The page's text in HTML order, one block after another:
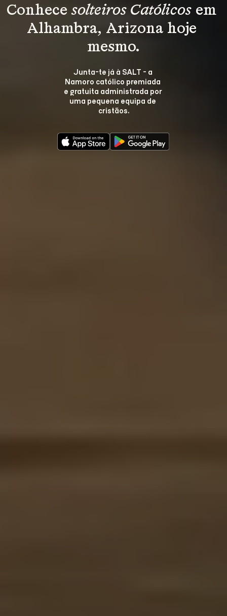
Conhece solteiros Católicos em
Alhambra, Arizona hoje
mesmo.
Junta-te já à SALT - a
Namoro católico premiada
e gratuita administrada por
uma pequena equipa de
cristãos.